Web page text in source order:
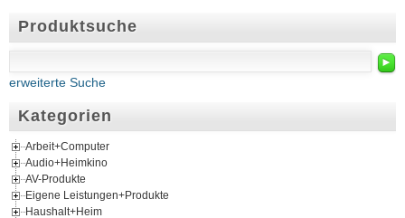
Produktsuche
►
erweiterte Suche
Kategorien
Arbeit+Computer
Audio+Heimkino
AV-Produkte
Eigene Leistungen+Produkte
Haushalt+Heim